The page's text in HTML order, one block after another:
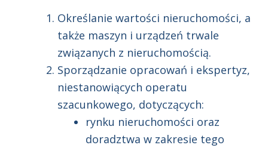
Określanie wartości nieruchomości, a
także maszyn i urządzeń trwale
związanych z nieruchomością.
Sporządzanie opracowań i ekspertyz,
niestanowiących operatu
szacunkowego, dotyczących:
rynku nieruchomości oraz
doradztwa w zakresie tego